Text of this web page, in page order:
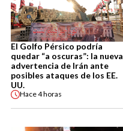
El Golfo Pérsico podría
quedar “a oscuras”: la nueva
advertencia de Irán ante
posibles ataques de los EE.
UU.
Hace4 horas